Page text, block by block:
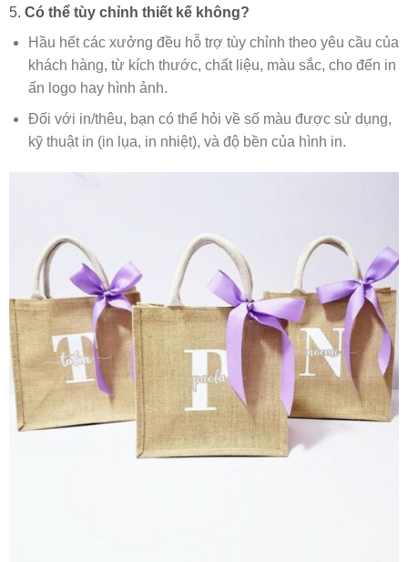
5. Có thể tùy chỉnh thiết kế không?
Hầu hết các xưởng đều hỗ trợ tùy chỉnh theo yêu cầu của
khách hàng, từ kích thước, chất liệu, màu sắc, cho đến in
ấn logo hay hình ảnh.
Đối với in/thêu, bạn có thể hỏi về số màu được sử dụng,
kỹ thuật in (in lụa, in nhiệt), và độ bền của hình in.